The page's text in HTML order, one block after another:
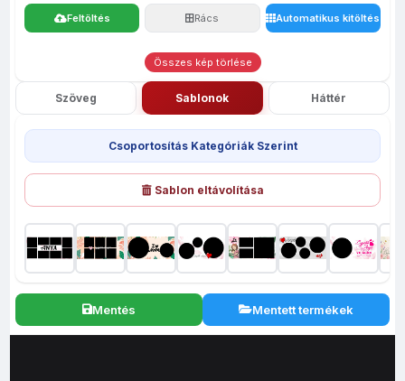
Feltöltés Rács Automatikus kitöltés
Összes kép törlése
Szöveg Sablonok Háttér
Csoportosítás Kategóriák Szerint
Sablon eltávolítása
Mentés Mentett termékek